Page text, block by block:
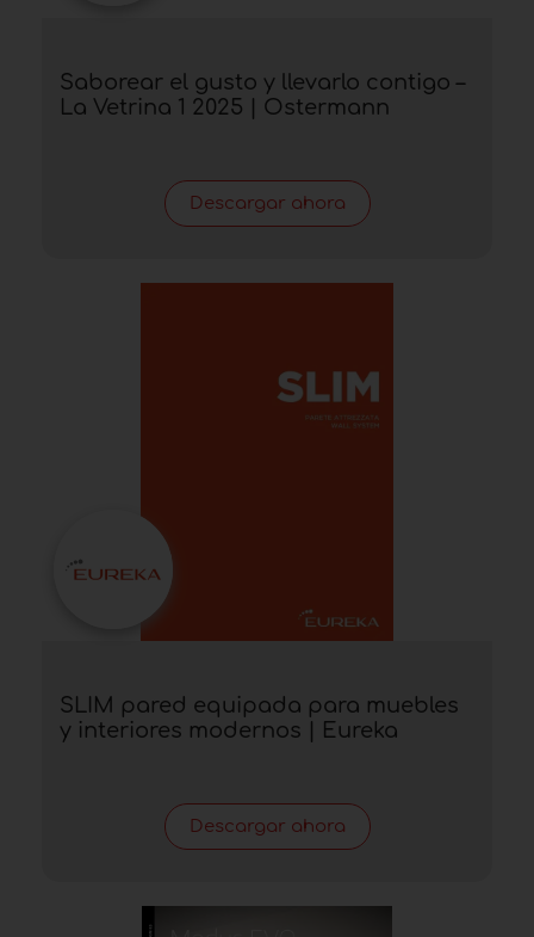
Saborear el gusto y llevarlo contigo –
La Vetrina 1 2025 | Ostermann
Descargar ahora
SLIM pared equipada para muebles
y interiores modernos | Eureka
Descargar ahora